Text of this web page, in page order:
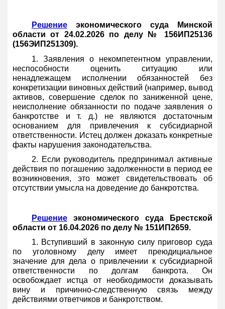
Решениеэкономического суда Минской
области от 24.02.2026 по делу № 156ИП25136
(156ЭИП251309).
1. Заявления о некомпетентном управлении,
неспособности оценить ситуацию или
ненадлежащем исполнении обязанностей без
конкретизации виновных действий (например, вывод
активов, совершение сделок по заниженной цене,
неисполнение обязанности по подаче заявления о
банкротстве и т. д.) не являются достаточным
основанием для привлечения к субсидиарной
ответственности. Истец должен доказать конкретные
факты нарушения законодательства.
2. Если руководитель предпринимал активные
действия по погашению задолженности в период ее
возникновения, это может свидетельствовать об
отсутствии умысла на доведение до банкротства.
Решениеэкономического суда Брестской
области от 16.04.2026 по делу № 151ИП2659.
1. Вступивший в законную силу приговор суда
по уголовному делу имеет преюдициальное
значение для дела о привлечении к субсидиарной
ответственности по долгам банкрота. Он
освобождает истца от необходимости доказывать
вину и причинно-следственную связь между
действиями ответчиков и банкротством.